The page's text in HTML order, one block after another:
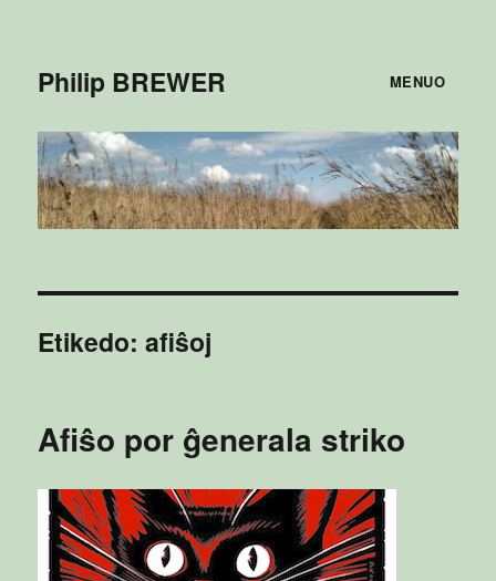
Philip BREWER MENUO
Etikedo:afiŝoj
Afiŝo por ĝenerala striko